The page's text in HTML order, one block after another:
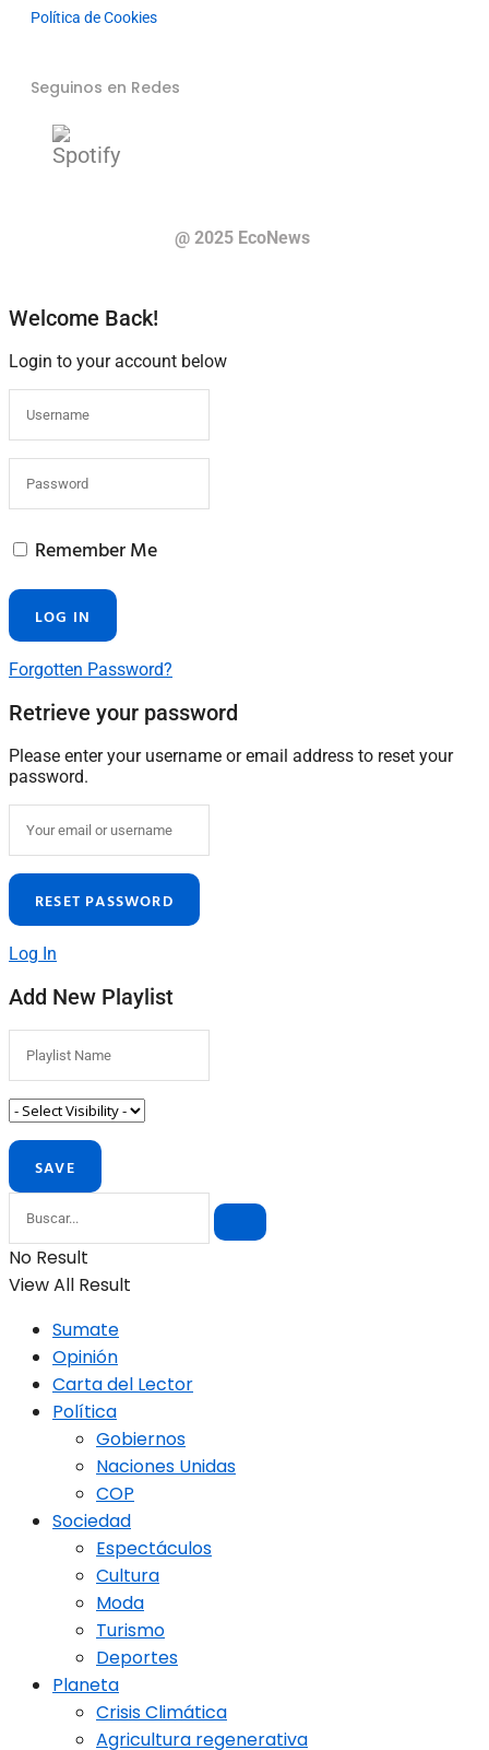
Política de Cookies
Seguinos en Redes
@ 2025 EcoNews
Welcome Back!
Login to your account below
Remember Me
Forgotten Password?
Retrieve your password
Please enter your username or email address to reset your
password.
Log In
Add New Playlist
No Result
View All Result
Sumate
Opinión
Carta del Lector
Política
Gobiernos
Naciones Unidas
COP
Sociedad
Espectáculos
Cultura
Moda
Turismo
Deportes
Planeta
Crisis Climática
Agricultura regenerativa